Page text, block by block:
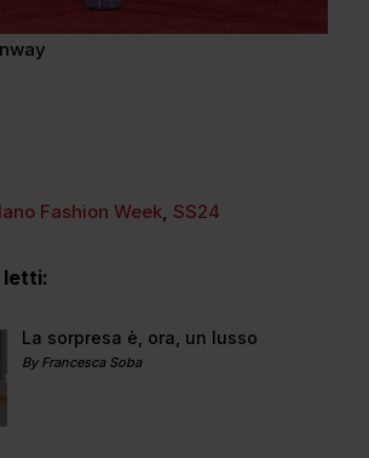
Fashion Week, SS24
letti:
La sorpresa è, ora, un lusso
By Francesca Soba